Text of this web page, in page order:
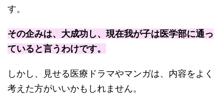
す。
その企みは、大成功し、現在我が子は医学部に通っ
ていると言うわけです。
しかし、見せる医療ドラマやマンガは、内容をよく
考えた方がいいかもしれません。